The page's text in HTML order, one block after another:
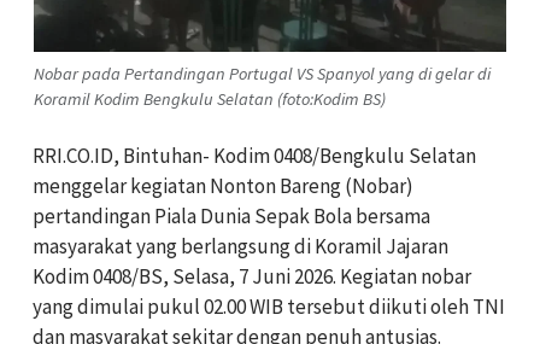
Nobar pada Pertandingan Portugal VS Spanyol yang di gelar di
Koramil Kodim Bengkulu Selatan (foto:Kodim BS)
RRI.CO.ID, Bintuhan- Kodim 0408/Bengkulu Selatan
menggelar kegiatan Nonton Bareng (Nobar)
pertandingan Piala Dunia Sepak Bola bersama
masyarakat yang berlangsung di Koramil Jajaran
Kodim 0408/BS, Selasa, 7 Juni 2026. Kegiatan nobar
yang dimulai pukul 02.00 WIB tersebut diikuti oleh TNI
dan masyarakat sekitar dengan penuh antusias.